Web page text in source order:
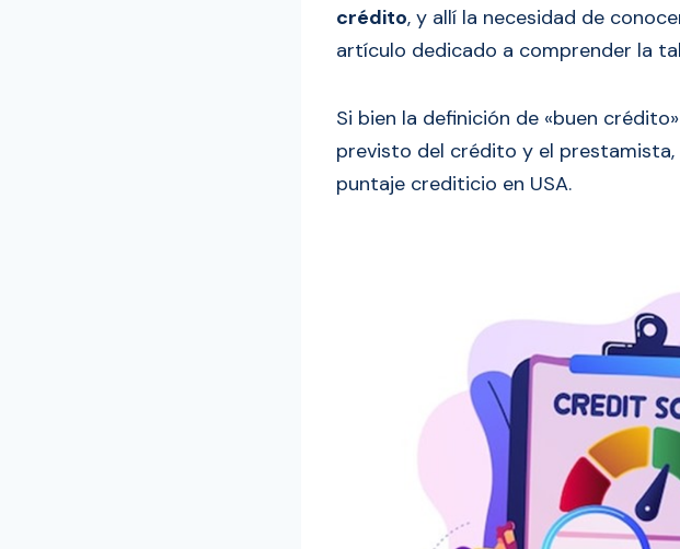
crédito, y allí la necesidad de
artículo dedicado a comprender la
Si bien la definición de «buen
previsto del crédito y el
puntaje crediticio en USA.